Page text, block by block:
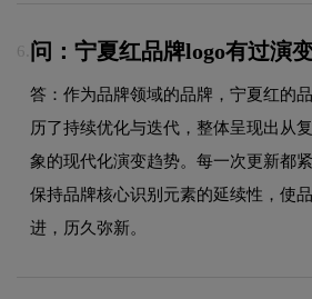
6. 问：宁夏红品牌logo有过演
答：作为品牌领域的品牌，宁夏红的
历了持续优化与迭代，整体呈现出从
象的现代化演变趋势。每一次更新都
保持品牌核心识别元素的延续性，使
进，历久弥新。